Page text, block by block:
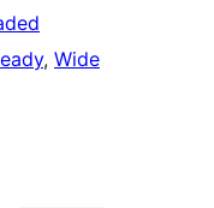
, Wide